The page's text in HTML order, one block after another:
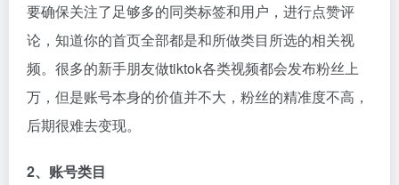
要确保关注了足够多的同类标签和用户，进行点赞评
论，知道你的首页全部都是和所做类目所选的相关视
频。很多的新手朋友做tiktok各类视频都会发布粉丝上
万，但是账号本身的价值并不大，粉丝的精准度不高，
后期很难去变现。
2、账号类目